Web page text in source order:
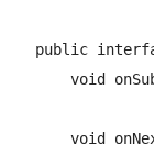
public
void
void